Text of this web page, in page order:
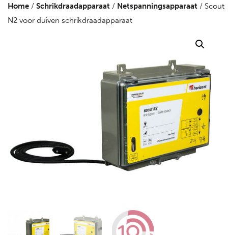
Home / Schrikdraadapparaat / Netspanningsapparaat / Scout
N2 voor duiven schrikdraadapparaat